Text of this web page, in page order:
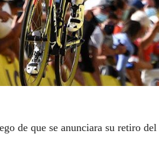
de que se anunciara su retiro del